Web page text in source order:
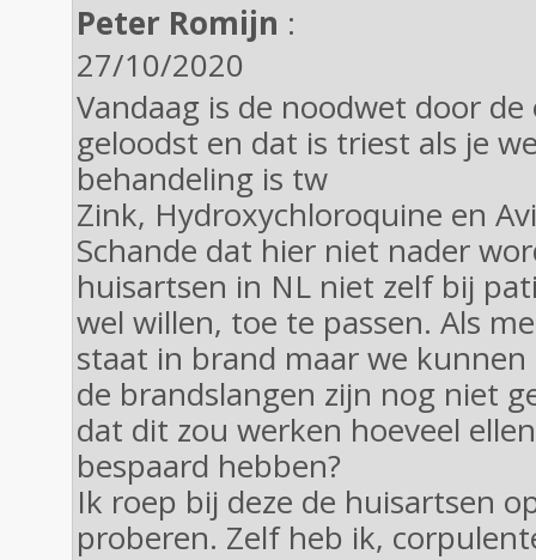
Peter Romijn :
27/10/2020
Vandaag is de noodwet door
geloodst en dat is triest als je
behandeling is tw
Zink, Hydroxychloroquine en
Schande dat hier niet nader
huisartsen in NL niet zelf bij
wel willen, toe te passen. Als
staat in brand maar we
de brandslangen zijn nog niet
dat dit zou werken hoeveel
bespaard hebben?
Ik roep bij deze de huisartsen
proberen. Zelf heb ik,